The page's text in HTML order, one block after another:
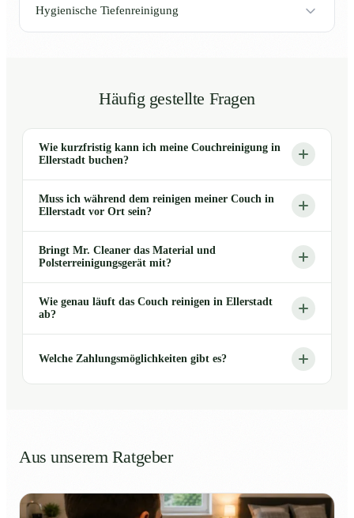
Hygienische Tiefenreinigung
Häufig gestellte Fragen
Wie kurzfristig kann ich meine Couchreinigung in
Ellerstadt buchen?
Muss ich während dem reinigen meiner Couch in
Ellerstadt vor Ort sein?
Bringt Mr. Cleaner das Material und
Polsterreinigungsgerät mit?
Wie genau läuft das Couch reinigen in Ellerstadt
ab?
Welche Zahlungsmöglichkeiten gibt es?
Aus unserem Ratgeber